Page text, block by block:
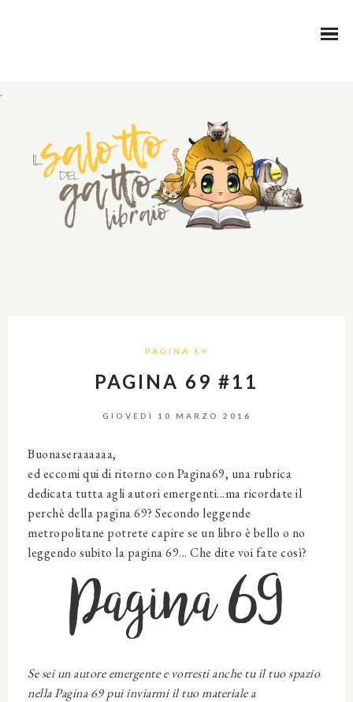
.
PAGINA 69
PAGINA 69 #11
GIOVEDÌ 10 MARZO 2016
Buonaseraaaaaa,
ed eccomi qui di ritorno con Pagina69, una rubrica
dedicata tutta agli autori emergenti...ma ricordate il
perchè della pagina 69? Secondo leggende
metropolitane potrete capire se un libro è bello o no
leggendo subito la pagina 69... Che dite voi fate così?
Pagina 69
Se sei un autore emergente e vorresti anche tu il tuo spazio
nella Pagina 69 pui inviarmi il tuo materiale a